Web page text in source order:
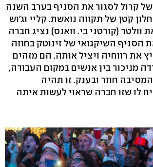
קרול לסגור את הסניף בערב השנה
קטן של תקווה נואשת. קליי וג'וש
וולטר (קורטני בי. וואנס) נציג חברה
הסניף השיקגואי של זינוטק בחוזה
את רווחיה ויציל אותה. הם מזהים
מניכור בין אנשים במקום העבודה,
חוזר ובענק. זו תהיה
לו שזו חברה שראוי לעשות איתה